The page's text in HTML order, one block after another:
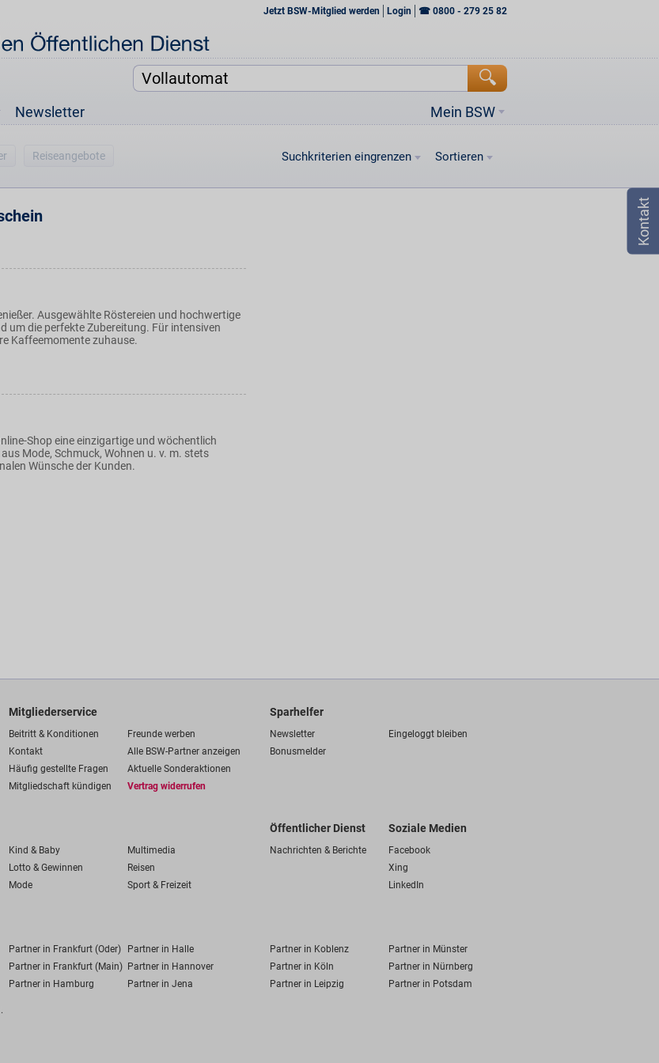
Jetzt BSW-Mitglied werden Login ☎ 0800 - 279 25 82
Mein BSW
Newsletter
Reiseangebote Suchkriterien eingrenzen Sortieren
Ausgewählte Röstereien und hochwertige
um die perfekte Zubereitung. Für intensiven
Kaffeemomente zuhause.
Shop eine einzigartige und wöchentlich
Mode, Schmuck, Wohnen u. v. m. stets
Wünsche der Kunden.
Mitgliederservice
Beitritt & Konditionen
Freunde werben
Kontakt
Alle BSW-Partner anzeigen
Häufig gestellte Fragen
Aktuelle Sonderaktionen
Mitgliedschaft kündigen
Vertrag widerrufen
Sparhelfer
Newsletter
Eingeloggt bleiben
Bonusmelder
Kind & Baby
Multimedia
Lotto & Gewinnen
Reisen
Mode Sport & Freizeit
Öffentlicher Dienst
Nachrichten & Berichte
Soziale Medien
Facebook
Xing
LinkedIn
Partner in Frankfurt (Oder) Partner in Halle Partner in Koblenz
Partner in Münster
Partner in Frankfurt (Main) Partner in Hannover Partner in Köln
Partner in Nürnberg
Partner in Hamburg Partner in Jena Partner in Leipzig Partner in Potsdam